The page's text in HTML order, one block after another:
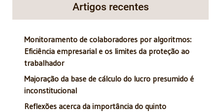
Artigos recentes
Monitoramento de colaboradores por algoritmos:
Eficiência empresarial e os limites da proteção ao
trabalhador
Majoração da base de cálculo do lucro presumido é
inconstitucional
Reflexões acerca da importância do quinto